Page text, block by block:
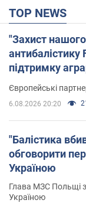
TOP NEWS
"Захист
антибалістику
підтримку
Європейські
6.08.2026 20:20
"Балістика
обговорити
Україною
Глава МЗС Польщі
Україною